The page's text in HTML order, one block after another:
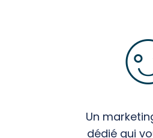
Un
dédié qui